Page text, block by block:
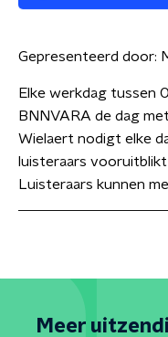
Gepresenteerd door:
Elke werkdag tussen
BNNVARA de dag
Wielaert nodigt elke
luisteraars
Luisteraars kunnen
Meer